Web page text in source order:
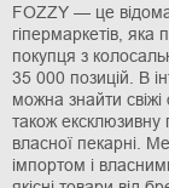
FOZZY — це
гіпермаркетів, яка
покупця з
35 000 позицій. В
можна знайти
також ексклюзивну
власної пекарні.
імпортом і